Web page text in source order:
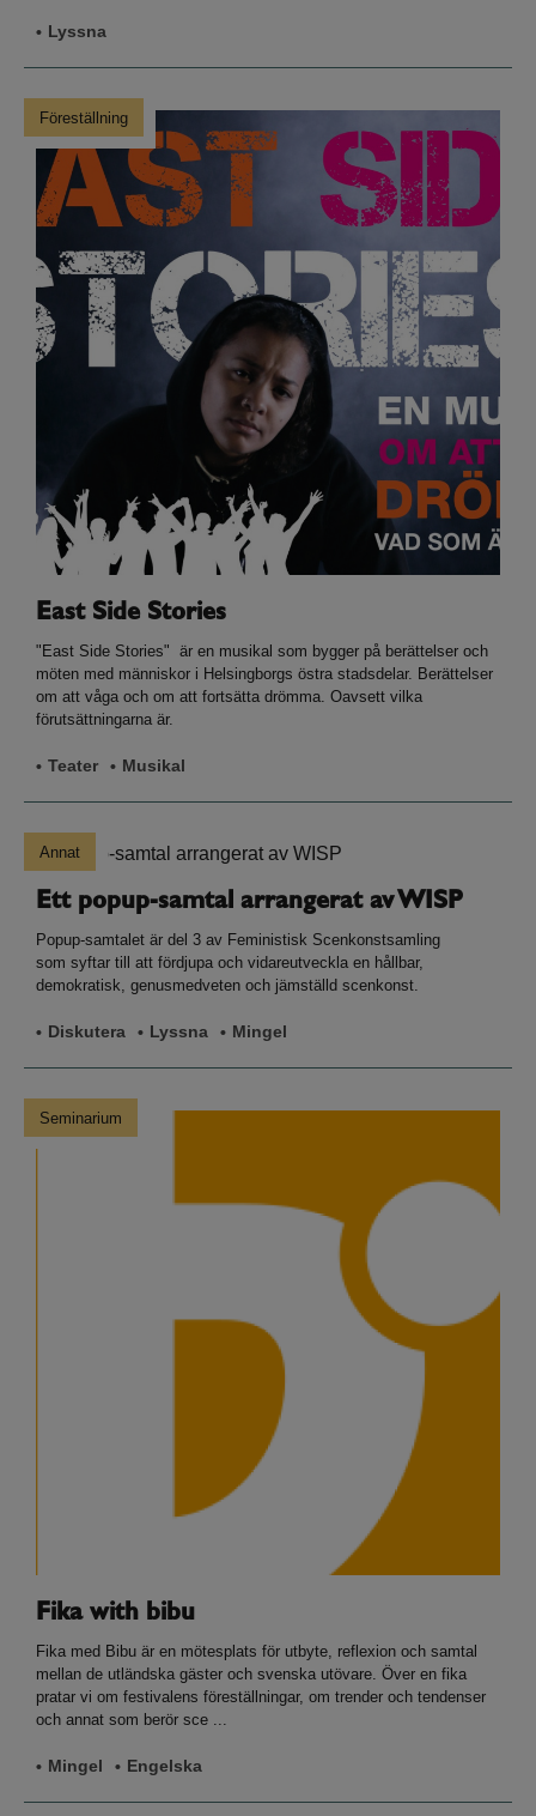
Lyssna
East Side Stories
Föreställning
"East Side Stories" är en musikal som bygger på berättelser och
möten med människor i Helsingborgs östra stadsdelar. Berättelser
om att våga och om att fortsätta drömma. Oavsett vilka
förutsättningarna är.
Teater Musikal
Ett popup-samtal arrangerat av WISP
Annat
Popup-samtalet är del 3 av Feministisk Scenkonstsamling
som syftar till att fördjupa och vidareutveckla en hållbar,
demokratisk, genusmedveten och jämställd scenkonst.
Diskutera Lyssna Mingel
Fika with bibu
Seminarium
Fika med Bibu är en mötesplats för utbyte, reflexion och samtal
mellan de utländska gäster och svenska utövare. Över en fika
pratar vi om festivalens föreställningar, om trender och tendenser
och annat som berör sce ...
Mingel Engelska